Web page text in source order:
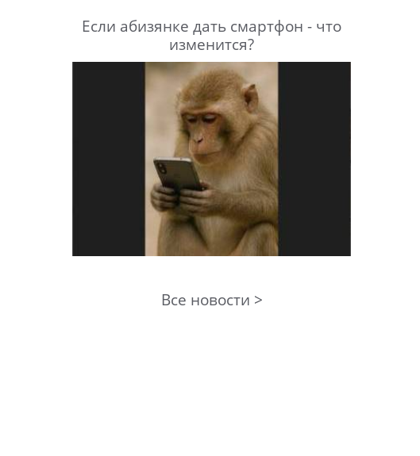
Если абизянке дать смартфон - что
изменится?
Все новости >